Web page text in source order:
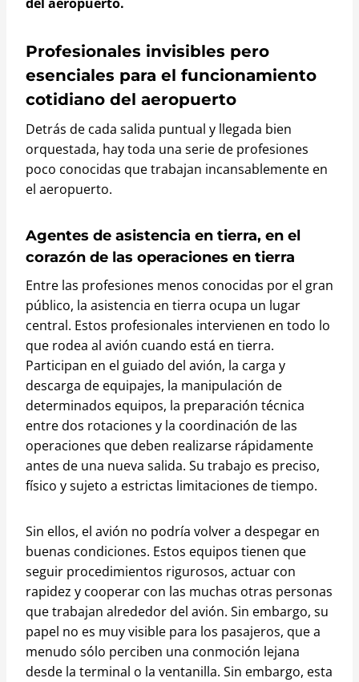
Profesionales invisibles pero
esenciales para el funcionamiento
cotidiano del aeropuerto
Detrás de cada salida puntual y llegada bien
orquestada, hay toda una serie de profesiones
poco conocidas que trabajan incansablemente en
el aeropuerto.
Agentes de asistencia en tierra, en el
corazón de las operaciones en tierra
Entre las profesiones menos conocidas por el gran
público, la asistencia en tierra ocupa un lugar
central. Estos profesionales intervienen en todo lo
que rodea al avión cuando está en tierra.
Participan en el guiado del avión, la carga y
descarga de equipajes, la manipulación de
determinados equipos, la preparación técnica
entre dos rotaciones y la coordinación de las
operaciones que deben realizarse rápidamente
antes de una nueva salida. Su trabajo es preciso,
físico y sujeto a estrictas limitaciones de tiempo.
Sin ellos, el avión no podría volver a despegar en
buenas condiciones. Estos equipos tienen que
seguir procedimientos rigurosos, actuar con
rapidez y cooperar con las muchas otras personas
que trabajan alrededor del avión. Sin embargo, su
papel no es muy visible para los pasajeros, que a
menudo sólo perciben una conmoción lejana
desde la terminal o la ventanilla. Sin embargo, esta